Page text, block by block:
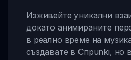
Изживейте уникални
докато анимираните
в реално време на
създавате в Спрunki, но